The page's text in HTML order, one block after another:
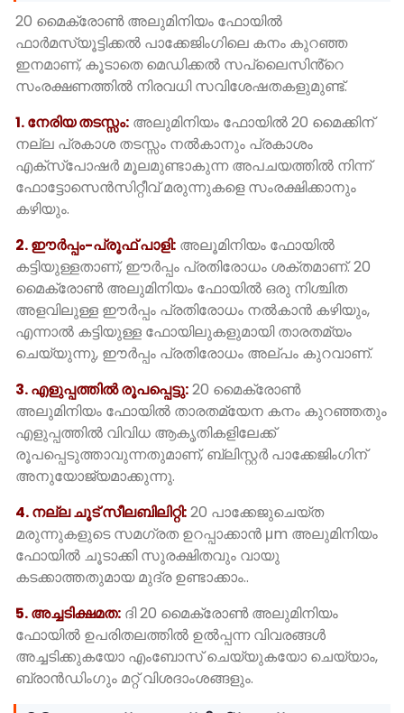
20 മൈക്രോൺ അലുമിനിയം ഫോയിൽ
ഫാർമസ്യൂട്ടിക്കൽ പാക്കേജിംഗിലെ കനം കുറഞ്ഞ
ഇനമാണ്, കൂടാതെ മെഡിക്കൽ സപ്ലൈസിൻ്റെ
സംരക്ഷണത്തിൽ നിരവധി സവിശേഷതകളുമുണ്ട്.
1. നേരിയ തടസ്സം: അലുമിനിയം ഫോയിൽ 20 മൈക്കിന്
നല്ല പ്രകാശ തടസ്സം നൽകാനും പ്രകാശം
എക്സ്പോഷർ മൂലമുണ്ടാകുന്ന അപചയത്തിൽ നിന്ന്
ഫോട്ടോസെൻസിറ്റീവ് മരുന്നുകളെ സംരക്ഷിക്കാനും
കഴിയും.
2. ഈർപ്പം-പ്രൂഫ് പാളി: അലൂമിനിയം ഫോയിൽ
കട്ടിയുള്ളതാണ്, ഈർപ്പം പ്രതിരോധം ശക്തമാണ്. 20
മൈക്രോൺ അലുമിനിയം ഫോയിൽ ഒരു നിശ്ചിത
അളവിലുള്ള ഈർപ്പം പ്രതിരോധം നൽകാൻ കഴിയും,
എന്നാൽ കട്ടിയുള്ള ഫോയിലുകളുമായി താരതമ്യം
ചെയ്യുന്നു, ഈർപ്പം പ്രതിരോധം അല്പം കുറവാണ്.
3. എളുപ്പത്തിൽ രൂപപ്പെട്ടു:20 മൈക്രോൺ
അലുമിനിയം ഫോയിൽ താരതമ്യേന കനം കുറഞ്ഞതും
എളുപ്പത്തിൽ വിവിധ ആകൃതികളിലേക്ക്
രൂപപ്പെടുത്താവുന്നതുമാണ്, ബ്ലിസ്റ്റർ പാക്കേജിംഗിന്
അനുയോജ്യമാക്കുന്നു.
4. നല്ല ചൂട് സീലബിലിറ്റി:20 പാക്കേജുചെയ്ത
മരുന്നുകളുടെ സമഗ്രത ഉറപ്പാക്കാൻ μm അലുമിനിയം
ഫോയിൽ ചൂടാക്കി സുരക്ഷിതവും വായു
കടക്കാത്തതുമായ മുദ്ര ഉണ്ടാക്കാം..
5. അച്ചടിക്ഷമത: ദി 20 മൈക്രോൺ അലുമിനിയം
ഫോയിൽ ഉപരിതലത്തിൽ ഉൽപ്പന്ന വിവരങ്ങൾ
അച്ചടിക്കുകയോ എംബോസ് ചെയ്യുകയോ ചെയ്യാം,
ബ്രാൻഡിംഗും മറ്റ് വിശദാംശങ്ങളും.